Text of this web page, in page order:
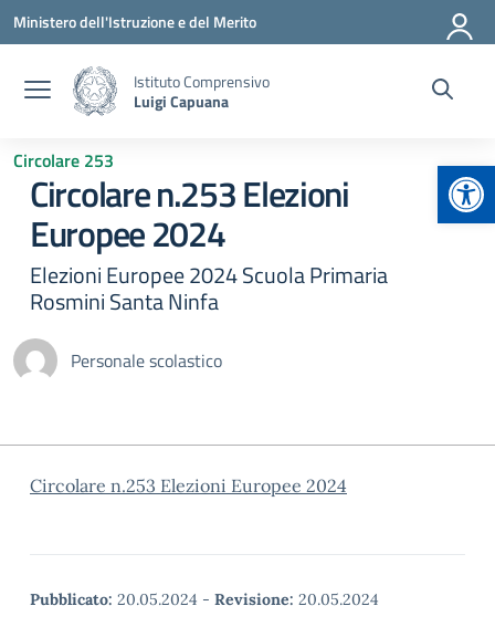
Vai ai contenuti
Vai al menu di navigazione
Vai al footer
Ministero dell'Istruzione e del Merito
Istituto Comprensivo
Luigi Capuana
Circolare 253
Circolare n.253 Elezioni
Europee 2024
Elezioni Europee 2024 Scuola Primaria
Rosmini Santa Ninfa
Personale scolastico
Circolare n.253 Elezioni Europee 2024
Pubblicato: 20.05.2024 - Revisione: 20.05.2024